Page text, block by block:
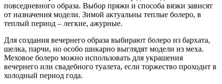
повседневного образа. Выбор пряжи и способа вязки зависят
от назначения модели. Зимой актуальны теплые болеро, в
теплый период – легкие, ажурные.
Для создания вечернего образа выбирают болеро из бархата,
шелка, парчи, но особо шикарно выглядят модели из меха.
Меховое болеро можно использовать для украшения
вечернего или свадебного туалета, если торжество проходит в
холодный период года.